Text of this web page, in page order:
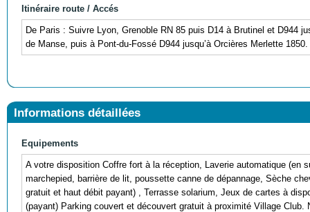
Itinéraire route / Accés
De Paris : Suivre Lyon, Grenoble RN 85 puis D14 à Brutinel et D944
de Manse, puis à Pont-du-Fossé D944 jusqu’à Orcières Merlette 1850.
Informations détaillées
Equipements
A votre disposition Coffre fort à la réception, Laverie automatique (en
marchepied, barrière de lit, poussette canne de dépannage, Sèche
gratuit et haut débit payant) , Terrasse solarium, Jeux de cartes à
(payant) Parking couvert et découvert gratuit à proximité Village